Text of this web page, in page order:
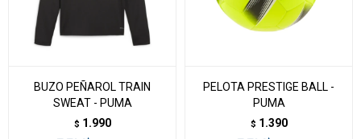
BUZO PEÑAROL TRAIN
SWEAT - PUMA
$ 1.990
PELOTA PRESTIGE BALL -
PUMA
$ 1.390